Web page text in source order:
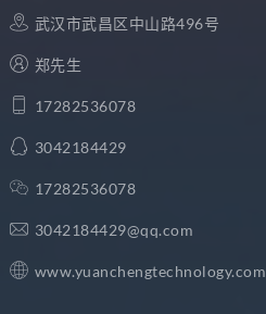
武汉市武昌区中山路496号
郑先生
17282536078
3042184429
17282536078
3042184429@qq.com
www.yuanchengtechnology.com